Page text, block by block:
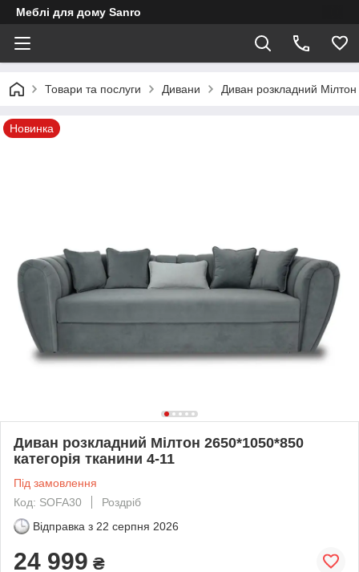
Меблі для дому Sanro
Товари та послуги Дивани Диван розкладний
Новинка
Диван розкладний Мілтон 2650*1050*850
категорія тканини 4-11
Під замовлення
Код: SOFA30
Роздріб
Відправка з 22 серпня 2026
24 999 ₴